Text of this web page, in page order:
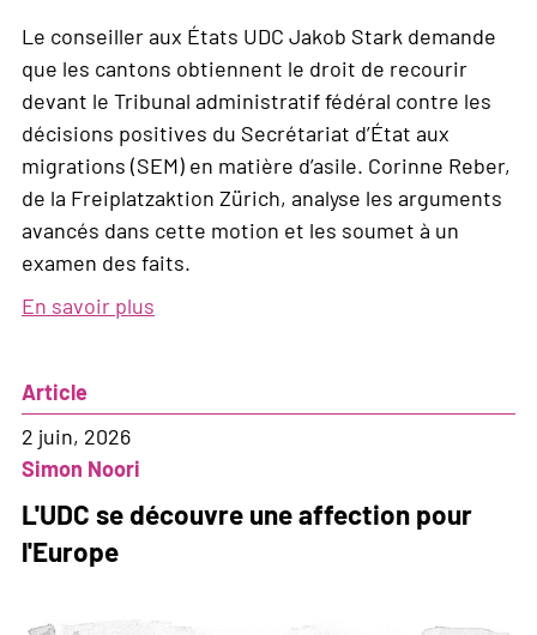
Le conseiller aux États UDC Jakob Stark demande
que les cantons obtiennent le droit de recourir
devant le Tribunal administratif fédéral contre les
décisions positives du Secrétariat d’État aux
migrations (SEM) en matière d’asile. Corinne Reber,
de la Freiplatzaktion Zürich, analyse les arguments
avancés dans cette motion et les soumet à un
examen des faits.
En savoir plus
répartition
constitutionnelle
Article
2 juin, 2026
Simon Noori
L'UDC se découvre une affection pour
l'Europe